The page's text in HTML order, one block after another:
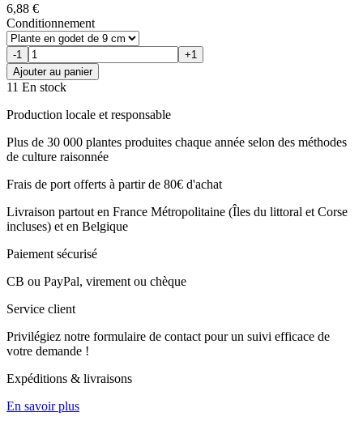
6,88 €
Conditionnement
-1
+1
Ajouter au panier
11 En stock
Production locale et responsable
Plus de 30 000 plantes produites chaque année selon des méthodes
de culture raisonnée
Frais de port offerts à partir de 80€ d'achat
Livraison partout en France Métropolitaine (Îles du littoral et Corse
incluses) et en Belgique
Paiement sécurisé
CB ou PayPal, virement ou chèque
Service client
Privilégiez notre formulaire de contact pour un suivi efficace de
votre demande !
Expéditions & livraisons
En savoir plus